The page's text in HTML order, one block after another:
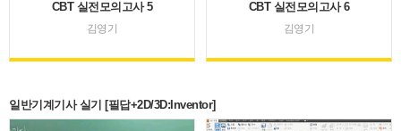
CBT 실전모의고사 5
김영기
CBT 실전모의고사 6
김영기
일반기계기사 실기 [필답+2D/3D:Inventor]